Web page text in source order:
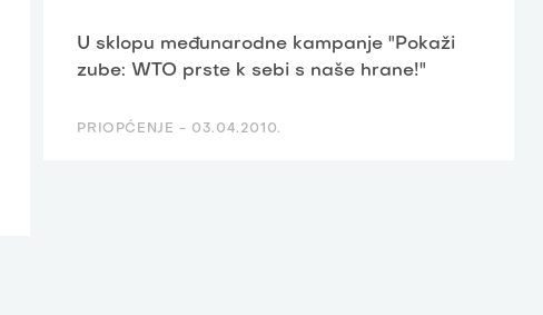
U sklopu međunarodne kampanje "Pokaži
zube: WTO prste k sebi s naše hrane!"
PRIOPĆENJE - 03.04.2010.